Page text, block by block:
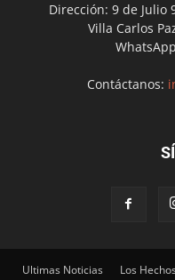
Dirección: 9 de Julio
Villa Carlos
Contáctanos:
Ultimas Noticias Los